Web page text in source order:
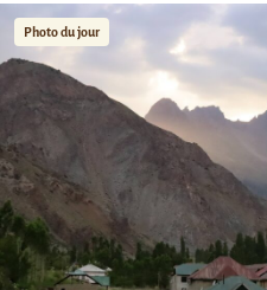
Photo du jour